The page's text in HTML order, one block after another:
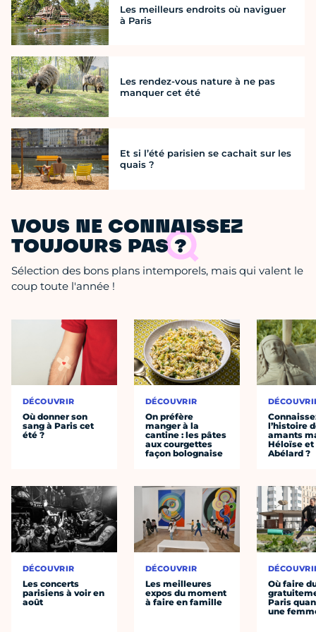
Les meilleurs endroits où naviguer
à Paris
Les rendez-vous nature à ne pas
manquer cet été
Et si l’été parisien se cachait sur les
quais ?
VOUS NE CONNAISSEZ
TOUJOURS PAS ?
Sélection des bons plans intemporels, mais qui valent le
coup toute l'année !
DÉCOUVRIR
Où donner son
sang à Paris cet
été ?
DÉCOUVRIR
Les concerts
parisiens à voir en
août
DÉCOUVRIR
On préfère
manger à la
cantine : les pâtes
aux courgettes
façon bolognaise
DÉCOUVRIR
Les meilleures
expos du moment
à faire en famille
l’histoire
amants
Héloïse et
Abélard ?
Où faire
Paris
une